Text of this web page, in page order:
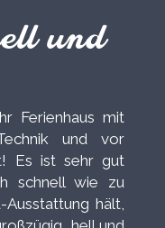
und
Ferienhaus mit
und vor
Es ist sehr gut
schnell wie zu
hält,